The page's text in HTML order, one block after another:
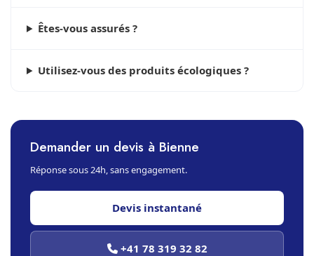
Êtes-vous assurés ?
Utilisez-vous des produits écologiques ?
Demander un devis à Bienne
Réponse sous 24h, sans engagement.
Devis instantané
+41 78 319 32 82